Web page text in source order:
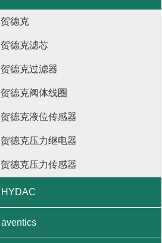
贺德克
贺德克滤芯
贺德克过滤器
贺德克阀体线圈
贺德克液位传感器
贺德克压力继电器
贺德克压力传感器
HYDAC
aventics